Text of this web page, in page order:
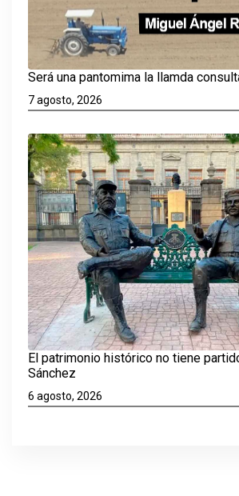
Será una pantomima la llamda
7 agosto, 2026
El patrimonio histórico no tiene
Sánchez
6 agosto, 2026